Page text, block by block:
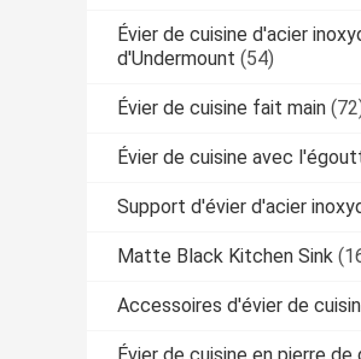
Évier de cuisine d'acier
d'Undermount (54)
Évier de cuisine fait main
Évier de cuisine avec
Support d'évier d'acier
Matte Black Kitchen Sink
Accessoires d'évier de